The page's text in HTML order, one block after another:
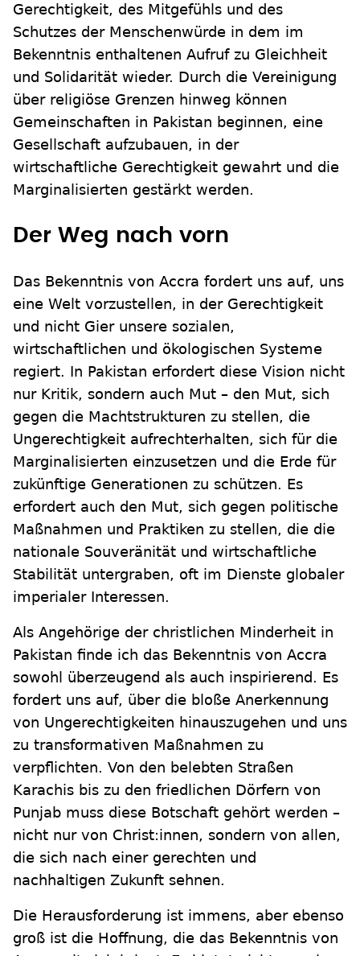
Gerechtigkeit, des Mitgefühls und des
Schutzes der Menschenwürde in dem im
Bekenntnis enthaltenen Aufruf zu Gleichheit
und Solidarität wieder. Durch die Vereinigung
über religiöse Grenzen hinweg können
Gemeinschaften in Pakistan beginnen, eine
Gesellschaft aufzubauen, in der
wirtschaftliche Gerechtigkeit gewahrt und die
Marginalisierten gestärkt werden.
Der Weg nach vorn
Das Bekenntnis von Accra fordert uns auf, uns
eine Welt vorzustellen, in der Gerechtigkeit
und nicht Gier unsere sozialen,
wirtschaftlichen und ökologischen Systeme
regiert. In Pakistan erfordert diese Vision nicht
nur Kritik, sondern auch Mut – den Mut, sich
gegen die Machtstrukturen zu stellen, die
Ungerechtigkeit aufrechterhalten, sich für die
Marginalisierten einzusetzen und die Erde für
zukünftige Generationen zu schützen. Es
erfordert auch den Mut, sich gegen politische
Maßnahmen und Praktiken zu stellen, die die
nationale Souveränität und wirtschaftliche
Stabilität untergraben, oft im Dienste globaler
imperialer Interessen.
Als Angehörige der christlichen Minderheit in
Pakistan finde ich das Bekenntnis von Accra
sowohl überzeugend als auch inspirierend. Es
fordert uns auf, über die bloße Anerkennung
von Ungerechtigkeiten hinauszugehen und uns
zu transformativen Maßnahmen zu
verpflichten. Von den belebten Straßen
Karachis bis zu den friedlichen Dörfern von
Punjab muss diese Botschaft gehört werden –
nicht nur von Christ:innen, sondern von allen,
die sich nach einer gerechten und
nachhaltigen Zukunft sehnen.
Die Herausforderung ist immens, aber ebenso
groß ist die Hoffnung, die das Bekenntnis von